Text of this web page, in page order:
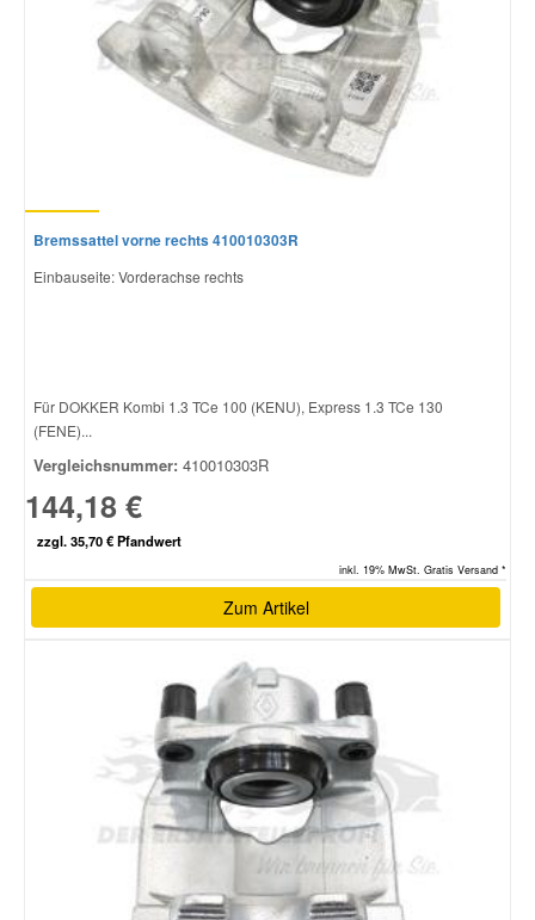
Bremssattel vorne rechts 410010303R
Einbauseite: Vorderachse rechts
Für DOKKER Kombi 1.3 TCe 100 (KENU), Express 1.3 TCe 130
(FENE)...
Vergleichsnummer: 410010303R
144,18 €
zzgl. 35,70 € Pfandwert
inkl. 19% MwSt. Gratis Versand *
Zum Artikel